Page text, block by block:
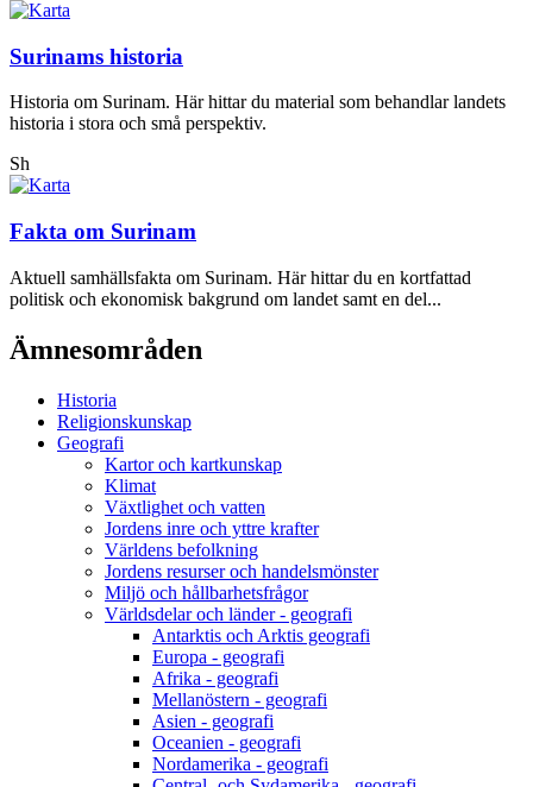
Surinams historia
Historia om Surinam. Här hittar du material som behandlar landets
historia i stora och små perspektiv.
Sh
Fakta om Surinam
Aktuell samhällsfakta om Surinam. Här hittar du en kortfattad
politisk och ekonomisk bakgrund om landet samt en del...
Ämnesområden
Historia
Religionskunskap
Geografi
Kartor och kartkunskap
Klimat
Växtlighet och vatten
Jordens inre och yttre krafter
Världens befolkning
Jordens resurser och handelsmönster
Miljö och hållbarhetsfrågor
Världsdelar och länder - geografi
Antarktis och Arktis geografi
Europa - geografi
Afrika - geografi
Mellanöstern - geografi
Asien - geografi
Oceanien - geografi
Nordamerika - geografi